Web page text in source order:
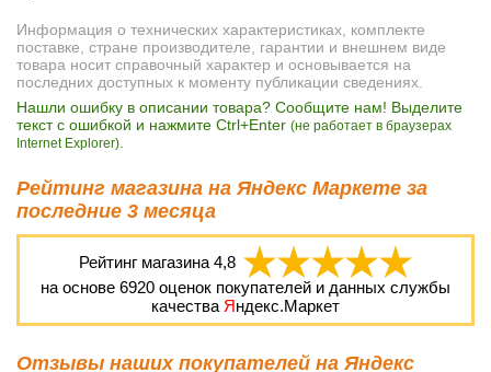
Информация о технических характеристиках, комплекте
поставке, стране производителе, гарантии и внешнем виде
товара носит справочный характер и основывается на
последних доступных к моменту публикации сведениях.
Нашли ошибку в описании товара? Сообщите нам! Выделите
текст с ошибкой и нажмите Ctrl+Enter (не работает в браузерах
Internet Explorer).
Рейтинг магазина на Яндекс Маркете за
последние 3 месяца
Рейтинг магазина 4,8
на основе 6920 оценок покупателей и данных службы
качества Яндекс.Маркет
Отзывы наших покупателей на Яндекс